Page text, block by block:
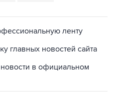
ленту
главных новостей сайта
в официальном